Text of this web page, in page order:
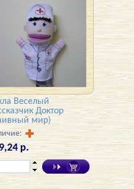
Веселый
Доктор
мир)
р.